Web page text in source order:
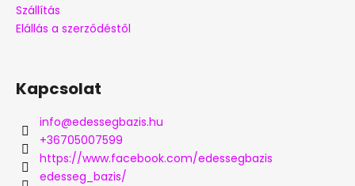
DB
149
Szállítás
Elállás a szerződéstől
Kapcsolat
info@edessegbazis.hu
+36705007599
https://www.facebook.com/edessegbazis
edesseg_bazis/